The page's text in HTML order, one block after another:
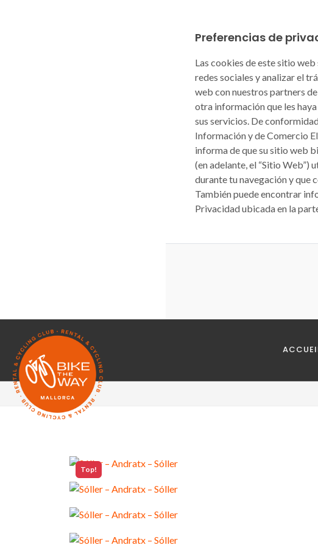
Preferencias de
Las cookies de este sitio
redes sociales y analizar el
web con nuestros partners
otra información que les
sus servicios. De
Información y de Comercio
informa de que su sitio web
(en adelante, el “Sitio Web”)
durante tu navegación y que
También puede encontrar
Privacidad ubicada en la
Compartir tus análisis
Top!